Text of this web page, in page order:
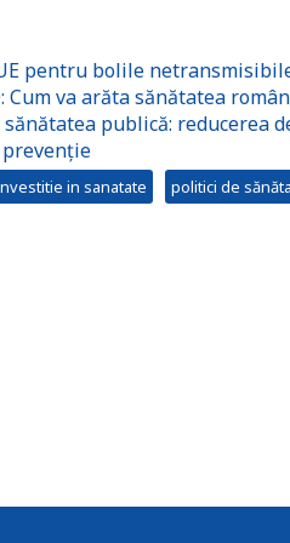
pentru bolile
Cum va arăta sănătatea
publică: reducerea
in sanatate politici de